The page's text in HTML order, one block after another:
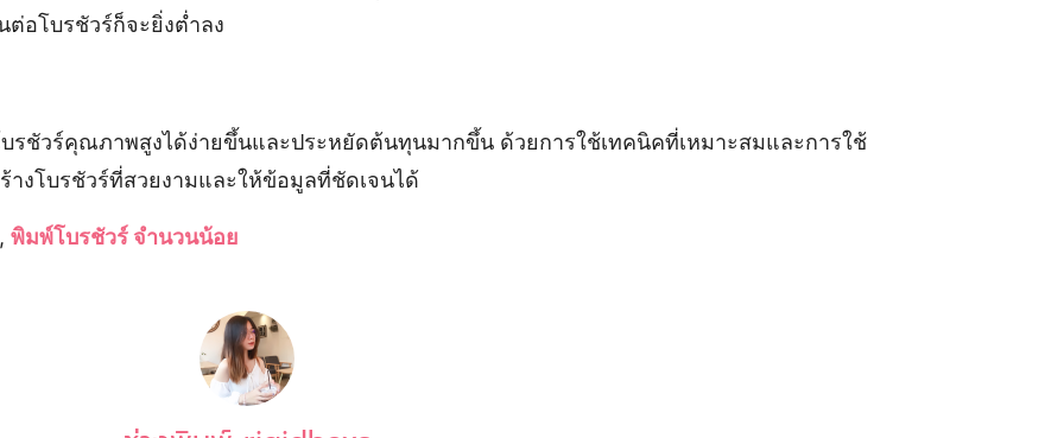
อโบรชัวร์ก็จะยิ่งต่ำลง
รชัวร์คุณภาพสูงได้ง่ายขึ้นและประหยัดต้นทุนมากขึ้น ด้วยการใช้เทคนิคที่เหมาะสมและการใช้
งโบรชัวร์ที่สวยงามและให้ข้อมูลที่ชัดเจนได้
, พิมพ์โบรชัวร์ จำนวนน้อย